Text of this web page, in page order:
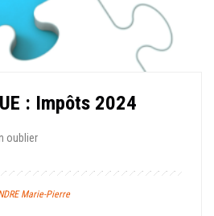
: Impôts 2024
oublier
Marie-Pierre